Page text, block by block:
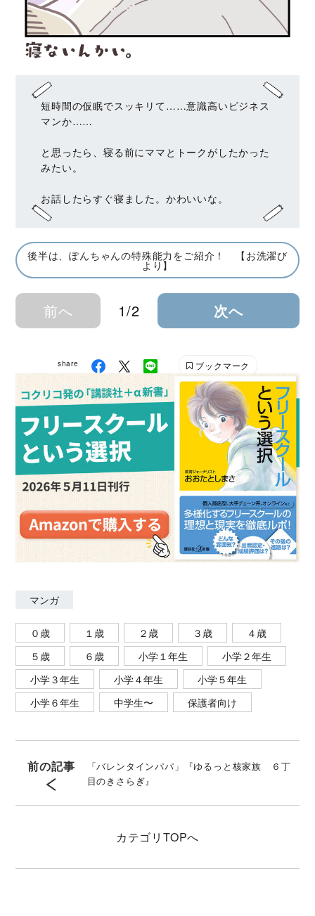
短時間の仮眠でスッキリて……意識高いビジネス
マンか……
と思ったら、寝る前にママとトークがしたかった
みたい。
お話したらすぐ寝ました。かわいいな。
後半は、ぽんちゃんの特殊能力をご紹介！ 【お洗濯び
より】
前へ 1/2 次へ
share ブックマーク
マンガ
０歳 １歳 ２歳 ３歳
４歳
５歳
６歳 小学１年生
小学２年生
小学３年生
小学４年生
小学５年生
小学６年生
中学生〜 保護者向け
前の記事
「バレンタインパパ」『ゆるっと核家族 ６丁
目のきさらぎ』
カテゴリ TOPへ